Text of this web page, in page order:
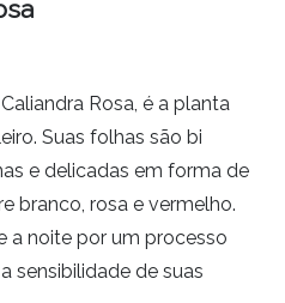
Rosa, é a planta
Suas folhas são bi
e delicadas em forma de
branco, rosa e vermelho.
a noite por um processo
sensibilidade de suas